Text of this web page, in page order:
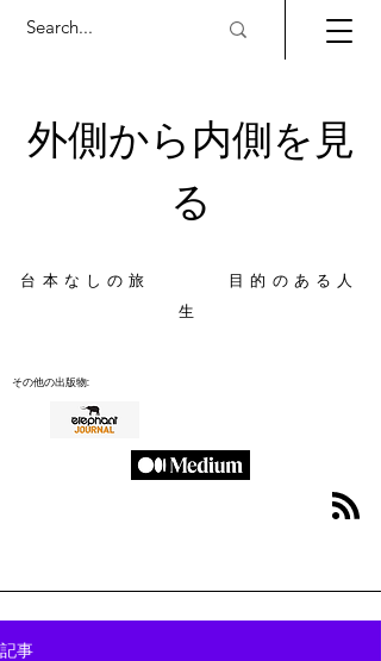
台本なしの旅 目的のある人
生
外側から内側を見
る
その他の出版物:
記事